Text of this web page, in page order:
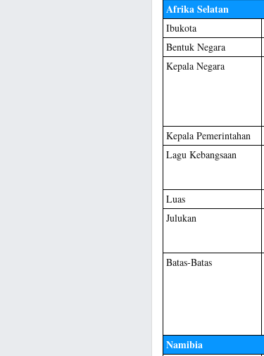
Afrika Selatan
Ibukota
Bentuk Negara
Kepala Negara
Kepala Pemerintahan
Lagu Kebangsaan
Luas
Julukan
Batas-Batas
Namibia